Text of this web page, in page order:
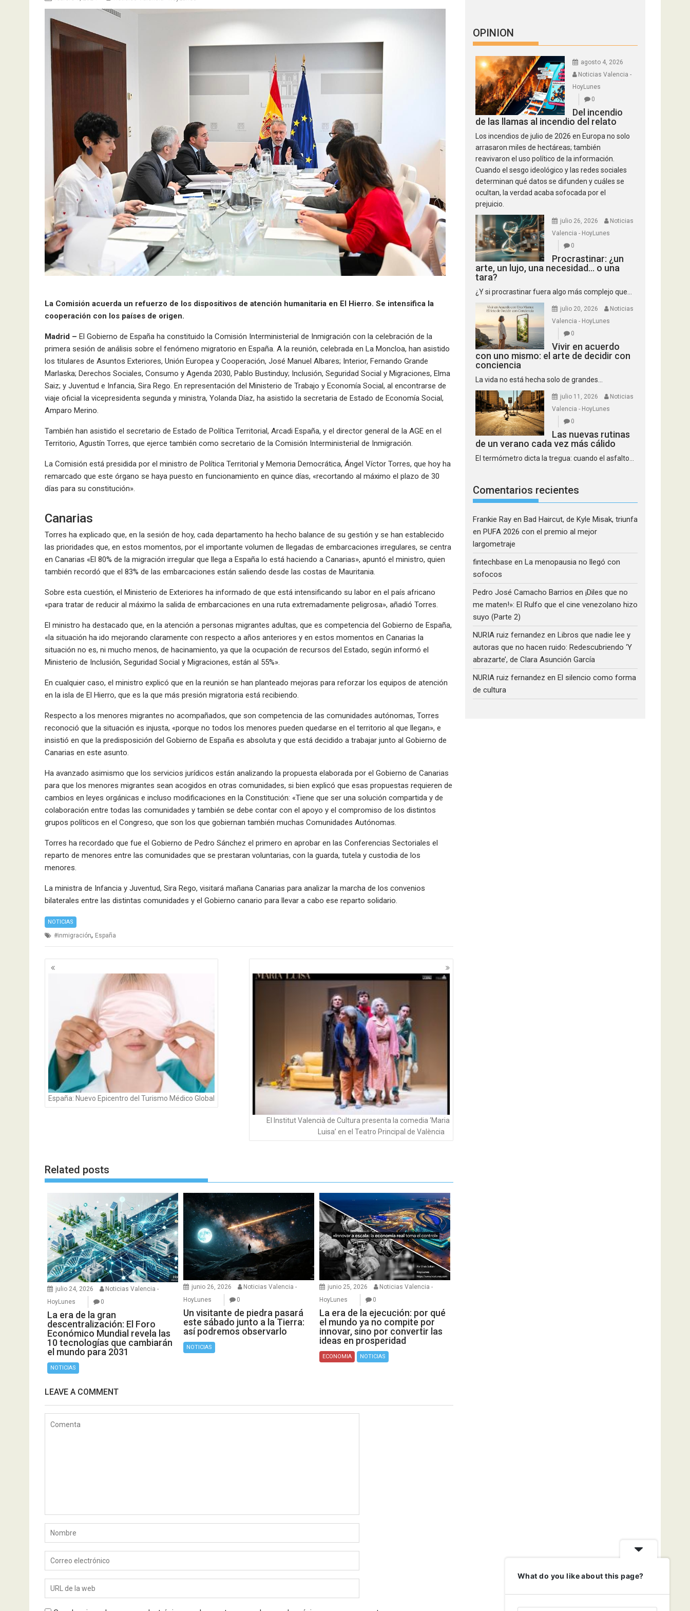
La Comisión acuerda un refuerzo de los dispositivos de atención humanitaria en El Hierro. Se intensifica la
cooperación con los países de origen.
Madrid – El Gobierno de España ha constituido la Comisión Interministerial de Inmigración con la celebración de la
primera sesión de análisis sobre el fenómeno migratorio en España. A la reunión, celebrada en La Moncloa, han asistido
los titulares de Asuntos Exteriores, Unión Europea y Cooperación, José Manuel Albares; Interior, Fernando Grande
Marlaska; Derechos Sociales, Consumo y Agenda 2030, Pablo Bustinduy; Inclusión, Seguridad Social y Migraciones, Elma
Saiz; y Juventud e Infancia, Sira Rego. En representación del Ministerio de Trabajo y Economía Social, al encontrarse de
viaje oficial la vicepresidenta segunda y ministra, Yolanda Díaz, ha asistido la secretaria de Estado de Economía Social,
Amparo Merino.
También han asistido el secretario de Estado de Política Territorial, Arcadi España, y el director general de la AGE en el
Territorio, Agustín Torres, que ejerce también como secretario de la Comisión Interministerial de Inmigración.
La Comisión está presidida por el ministro de Política Territorial y Memoria Democrática, Ángel Víctor Torres, que hoy ha
remarcado que este órgano se haya puesto en funcionamiento en quince días, «recortando al máximo el plazo de 30
días para su constitución».
Canarias
Torres ha explicado que, en la sesión de hoy, cada departamento ha hecho balance de su gestión y se han establecido
las prioridades que, en estos momentos, por el importante volumen de llegadas de embarcaciones irregulares, se centra
en Canarias «El 80% de la migración irregular que llega a España lo está haciendo a Canarias», apuntó el ministro, quien
también recordó que el 83% de las embarcaciones están saliendo desde las costas de Mauritania.
Sobre esta cuestión, el Ministerio de Exteriores ha informado de que está intensificando su labor en el país africano
«para tratar de reducir al máximo la salida de embarcaciones en una ruta extremadamente peligrosa», añadió Torres.
El ministro ha destacado que, en la atención a personas migrantes adultas, que es competencia del Gobierno de España,
«la situación ha ido mejorando claramente con respecto a años anteriores y en estos momentos en Canarias la
situación no es, ni mucho menos, de hacinamiento, ya que la ocupación de recursos del Estado, según informó el
Ministerio de Inclusión, Seguridad Social y Migraciones, están al 55%».
En cualquier caso, el ministro explicó que en la reunión se han planteado mejoras para reforzar los equipos de atención
en la isla de El Hierro, que es la que más presión migratoria está recibiendo.
Respecto a los menores migrantes no acompañados, que son competencia de las comunidades autónomas, Torres
reconoció que la situación es injusta, «porque no todos los menores pueden quedarse en el territorio al que llegan», e
insistió en que la predisposición del Gobierno de España es absoluta y que está decidido a trabajar junto al Gobierno de
Canarias en este asunto.
Ha avanzado asimismo que los servicios jurídicos están analizando la propuesta elaborada por el Gobierno de Canarias
para que los menores migrantes sean acogidos en otras comunidades, si bien explicó que esas propuestas requieren de
cambios en leyes orgánicas e incluso modificaciones en la Constitución: «Tiene que ser una solución compartida y de
colaboración entre todas las comunidades y también se debe contar con el apoyo y el compromiso de los distintos
grupos políticos en el Congreso, que son los que gobiernan también muchas Comunidades Autónomas.
Torres ha recordado que fue el Gobierno de Pedro Sánchez el primero en aprobar en las Conferencias Sectoriales el
reparto de menores entre las comunidades que se prestaran voluntarias, con la guarda, tutela y custodia de los
menores.
La ministra de Infancia y Juventud, Sira Rego, visitará mañana Canarias para analizar la marcha de los convenios
bilaterales entre las distintas comunidades y el Gobierno canario para llevar a cabo ese reparto solidario.
NOTICIAS
#inmigración, España
Navegación
España: Nuevo Epicentro del Turismo Médico Global
El Institut Valencià de Cultura presenta la comedia ‘Maria
Luisa’ en el Teatro Principal de València
Related posts
julio 24, 2026
Noticias Valencia -
HoyLunes
0
La era de la gran
descentralización: El Foro
Económico Mundial revela las
10 tecnologías que cambiarán
el mundo para 2031
NOTICIAS
junio 26, 2026
Noticias Valencia -
HoyLunes
0
Un visitante de piedra pasará
este sábado junto a la Tierra:
así podremos observarlo
NOTICIAS
junio 25, 2026
Noticias Valencia -
HoyLunes
0
La era de la ejecución: por qué
el mundo ya no compite por
innovar, sino por convertir las
ideas en prosperidad
ECONOMIA NOTICIAS
LEAVE A COMMENT
OPINION
agosto 4, 2026
Noticias Valencia -
HoyLunes
0
Del incendio
de las llamas al incendio del relato
Los incendios de julio de 2026 en Europa no solo
arrasaron miles de hectáreas; también
reavivaron el uso político de la información.
Cuando el sesgo ideológico y las redes sociales
determinan qué datos se difunden y cuáles se
ocultan, la verdad acaba sofocada por el
prejuicio.
julio 26, 2026
Noticias
Valencia - HoyLunes
0
Procrastinar: ¿un
arte, un lujo, una necesidad… o una
tara?
¿Y si procrastinar fuera algo más complejo que...
julio 20, 2026
Noticias
Valencia - HoyLunes
0
Vivir en acuerdo
con uno mismo: el arte de decidir con
conciencia
La vida no está hecha solo de grandes...
julio 11, 2026
Noticias
Valencia - HoyLunes
0
Las nuevas rutinas
de un verano cada vez más cálido
El termómetro dicta la tregua: cuando el asfalto...
Comentarios recientes
Frankie Ray en Bad Haircut, de Kyle Misak, triunfa
en PUFA 2026 con el premio al mejor
largometraje
fintechbase en La menopausia no llegó con
sofocos
Pedro José Camacho Barrios en ¡Diles que no
me maten!»: El Rulfo que el cine venezolano hizo
suyo (Parte 2)
NURIA ruiz fernandez en Libros que nadie lee y
autoras que no hacen ruido: Redescubriendo ‘Y
abrazarte’, de Clara Asunción García
NURIA ruiz fernandez en El silencio como forma
de cultura
What do you like about this page?